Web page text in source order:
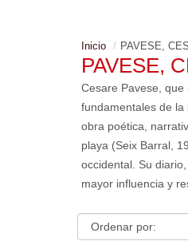
Inicio PAVESE,
PAVESE,
Cesare Pavese,
fundamentales de la
obra poética,
playa (Seix Barral,
occidental. Su
mayor influencia y